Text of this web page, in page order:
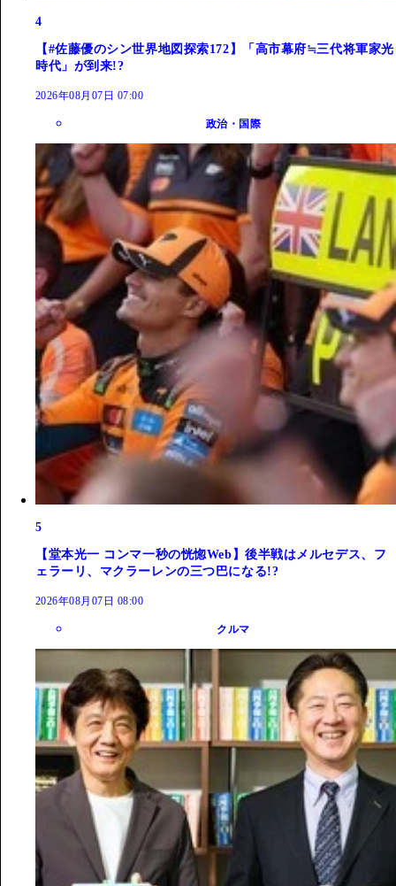
4
【#佐藤優のシン世界地図探索172】「高市幕府≒三代将軍家光
時代」が到来!?
2026年08月07日 07:00
政治・国際
5
【堂本光一 コンマ一秒の恍惚Web】後半戦はメルセデス、フ
ェラーリ、マクラーレンの三つ巴になる!?
2026年08月07日 08:00
クルマ